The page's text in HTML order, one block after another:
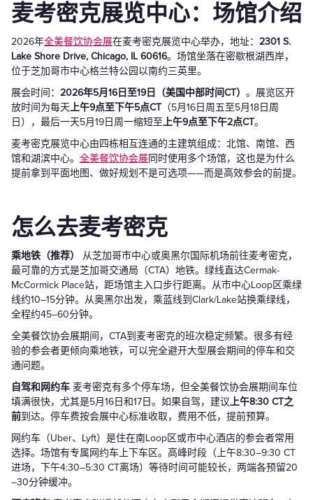
麦考密克展览中心：场馆介绍
2026年全美餐饮协会展在麦考密克展览中心举办，地址： 2301 S.
Lake Shore Drive, Chicago, IL 60616。场馆坐落在密歇根湖西岸，
位于芝加哥市中心格兰特公园以南约三英里。
展会时间： 2026年5月16日至19日（美国中部时间CT） 。展览区开
放时间为每天上午9点至下午5点CT （5月16日周五至5月18日周
日），最后一天5月19日周一缩短至上午9点至下午2点CT。
麦考密克展览中心由四栋相互连通的主建筑组成：北馆、南馆、西
馆和湖滨中心。 全美餐饮协会展同时使用多个场馆，这也是为什么
提前拿到平面地图、做好规划不是可选项——而是高效参会的前提。
怎么去麦考密克
乘地铁（推荐）
从芝加哥市中心或奥黑尔国际机场前往麦考密克，
最可靠的方式是芝加哥交通局（CTA）地铁。绿线直达Cermak-
McCormick Place站，距场馆主入口步行距离。从市中心Loop区乘绿
线约10–15分钟。从奥黑尔出发，乘蓝线到Clark/Lake站换乘绿线，
全程约45–60分钟。
全美餐饮协会展期间，CTA到麦考密克的班次稳定频繁。很多有经
验的参会者更倾向乘地铁，可以完全避开大型展会期间的停车和交
通问题。
自驾和网约车 麦考密克有多个停车场，但全美餐饮协会展期间车位
填满很快，尤其是5月16日和17日。如果自驾，建议上午8:30 CT之
前到达。停车费按会展中心标准收取，费用不低，提前预算。
网约车（Uber、Lyft）是住在南Loop区或市中心酒店的参会者常用
选择。场馆有专属网约车上下车区。高峰时段（上午8:30–9:30 CT
进场，下午4:30–5:30 CT离场）等待时间可能较长，两端各预留20
–30分钟缓冲。